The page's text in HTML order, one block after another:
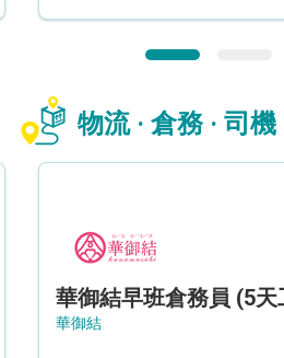
物流 · 倉務 · 司機
華御結早班倉務員 (5天
華御結